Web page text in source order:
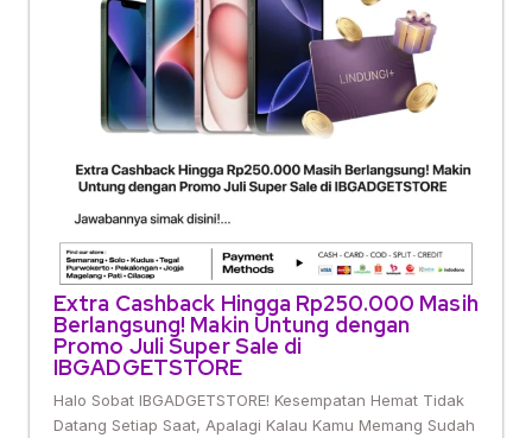
Extra Cashback Hingga Rp250.000 Masih
Berlangsung! Makin Untung dengan
Promo Juli Super Sale di
IBGADGETSTORE
Halo Sobat IBGADGETSTORE! Kesempatan Hemat Tidak
Datang Setiap Saat, Apalagi Kalau Kamu Memang Sudah